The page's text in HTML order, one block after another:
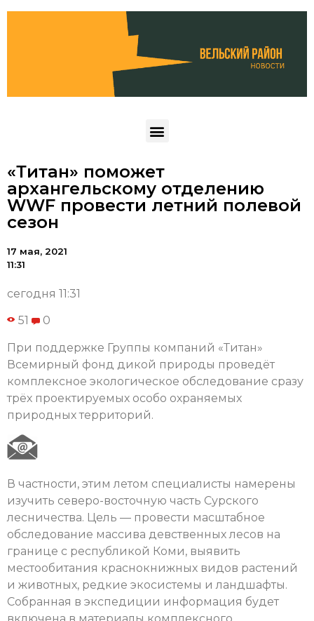
«Титан» поможет
архангельскому отделению
WWF провести летний полевой
сезон
17 мая, 2021
11:31
сегодня 11:31
51 0
При поддержке Группы компаний «Титан»
Всемирный фонд дикой природы проведёт
комплексное экологическое обследование сразу
трёх проектируемых особо охраняемых
природных территорий.
В частности, этим летом специалисты намерены
изучить северо-восточную часть Сурского
лесничества. Цель — провести масштабное
обследование массива девственных лесов на
границе с республикой Коми, выявить
местообитания краснокнижных видов растений
и животных, редкие экосистемы и ландшафты.
Собранная в экспедиции информация будет
включена в материалы комплексного